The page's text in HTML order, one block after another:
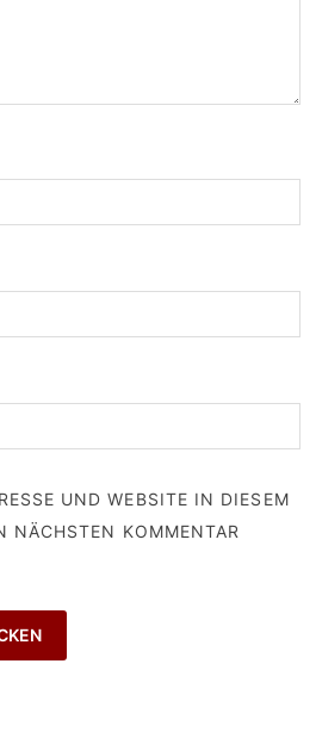
UND WEBSITE IN DIESEM
NÄCHSTEN KOMMENTAR